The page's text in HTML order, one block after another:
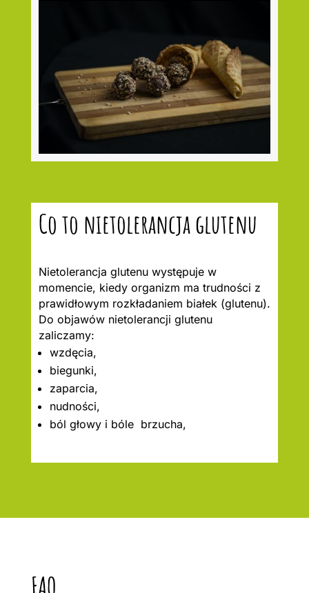
Co to nietolerancja glutenu
Nietolerancja glutenu występuje w
momencie, kiedy organizm ma trudności z
prawidłowym rozkładaniem białek (glutenu).
Do objawów nietolerancji glutenu
zaliczamy:
wzdęcia,
biegunki,
zaparcia,
nudności,
ból głowy i bóle brzucha,
FAQ